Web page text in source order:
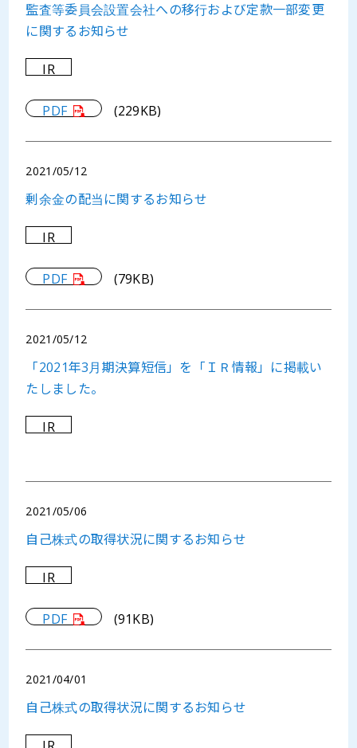
監査等委員会設置会社への移行および定款一部変更
に関するお知らせ
IR
PDF (229KB)
2021/05/12
剰余金の配当に関するお知らせ
IR
PDF (79KB)
2021/05/12
「2021年3月期決算短信」を「ＩＲ情報」に掲載い
たしました。
IR
2021/05/06
自己株式の取得状況に関するお知らせ
IR
PDF (91KB)
2021/04/01
自己株式の取得状況に関するお知らせ